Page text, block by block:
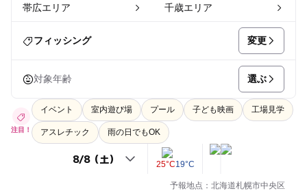
帯広エリア 千歳エリア
フィッシング 変更
対象年齢 選ぶ
注目！
イベント 室内遊び場 プール 子ども映画 工場見学
アスレチック 雨の日でもOK
25°C19°C
予報地点：北海道札幌市中央区